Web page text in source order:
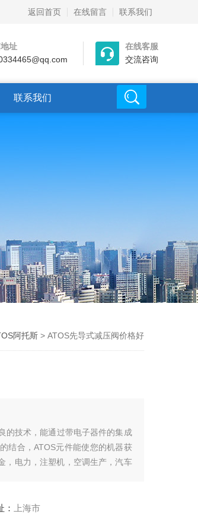
返回首页 在线留言 联系我们
址
在线客服
交流咨询
联系我们
阿托斯> ATOS先导式减压阀价格好
的技术，能通过带电子器件的集成
结合，ATOS元件能使您的机器获
，电力，注塑机，空调生产，汽车
： 上海市